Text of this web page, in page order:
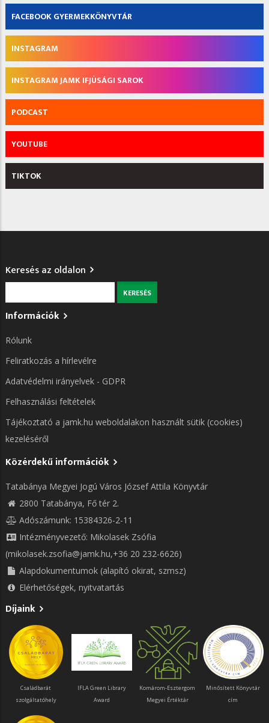
FACEBOOK GYERMEKKÖNYVTÁR
INSTAGRAM
INSTAGRAM JAMK IFJÚSÁGI SAROK
PODCAST
YOUTUBE
TIKTOK
Keresés az oldalon
Információk
Rólunk
Feliratkozás a hírlevélre
Adatvédelmi irányelvek - GDPR
Felhasználási feltételek
Tájékoztató a jamk.hu weboldalakon használt sütik (cookies)
kezeléséről
Közérdekű információk
Tatabánya Megyei Jogú Város József Attila Könyvtár
2800 Tatabánya, Fő tér 2.
Adószámunk: 15384326-2-11
Intézményvezető: Mikolasek Zsófia
(mikolasek.zsofia@jamk.hu,+36 20 232-6626)
Alapdokumentumok (alapító okirat, szmsz)
Elérhetőségek, nyitvatartás
Díjaink
Családbarát
szolgáltatóhely
IFLA Green Library
Award
Komárom-Esztergom
Megyei Értéktár
Minősített Könyvtár
cím